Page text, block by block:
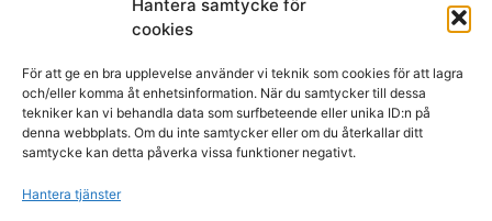
Hantera samtycke för
cookies
För att ge en bra upplevelse använder vi teknik som cookies för att lagra
och/eller komma åt enhetsinformation. När du samtycker till dessa
tekniker kan vi behandla data som surfbeteende eller unika ID:n på
denna webbplats. Om du inte samtycker eller om du återkallar ditt
samtycke kan detta påverka vissa funktioner negativt.
Hantera tjänster